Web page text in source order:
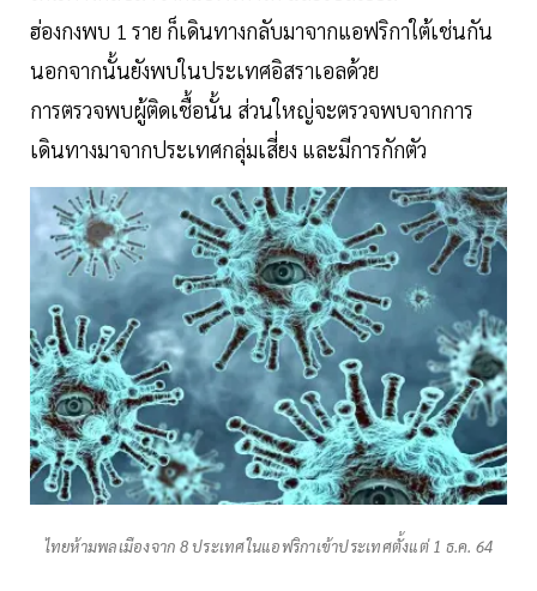
ฮ่องกงพบ 1 ราย ก็เดินทางกลับมาจากแอฟริกาใต้เช่นกัน
นอกจากนั้นยังพบในประเทศอิสราเอลด้วย
การตรวจพบผู้ติดเชื้อนั้น ส่วนใหญ่จะตรวจพบจากการ
เดินทางมาจากประเทศกลุ่มเสี่ยง และมีการกักตัว
ไทยห้ามพลเมืองจาก 8 ประเทศในแอฟริกาเข้าประเทศตั้งแต่ 1 ธ.ค. 64